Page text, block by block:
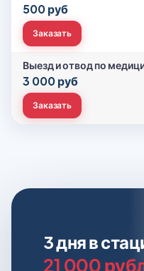
500 руб
Заказать
Выезд и отвод по
3 000 руб
Заказать
3 дня в
21 000